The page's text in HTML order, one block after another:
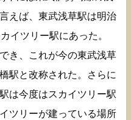
えば、東武浅草駅は明治
イツリー駅にあった。
き、これが今の東武浅草
駅と改称された。さらに
は今度はスカイツリー駅
ツリーが建っている場所